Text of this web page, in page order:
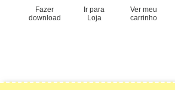
Fazer
download
Ir para
Loja
Ver meu
carrinho